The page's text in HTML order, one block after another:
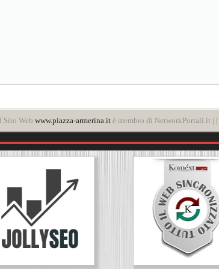
Sito Web www.piazza-armerina.itè membro di NetworkPortali.it | [